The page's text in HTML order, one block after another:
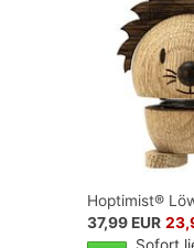
Hoptimist®
37,99 EUR
Sofort